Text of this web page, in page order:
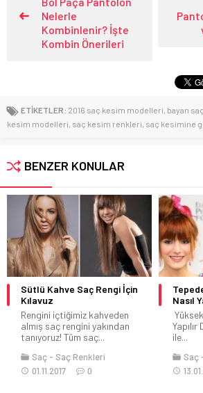
Nelerle
Kombinlenir? İşte
Kombin Önerileri
ETİKETLER: 2016 saç kesim modelleri, bayan
kesim modelleri, saç kesim renkleri, saç kesimine
BENZER KONULAR
Sütlü Kahve Saç Rengi İçin
Kılavuz
Rengini içtiğimiz kahveden
almış saç rengini yakından
tanıyoruz! Tüm saç...
Saç
Saç Renkleri
01.11.2017
0
Nasıl
ile...
Saç